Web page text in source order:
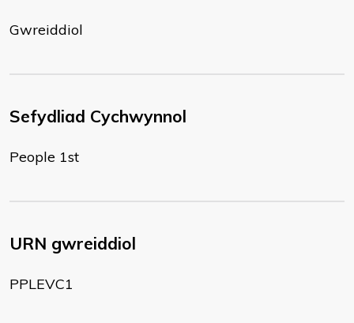
Gwreiddiol
Sefydliad Cychwynnol
People 1st
URN gwreiddiol
PPLEVC1